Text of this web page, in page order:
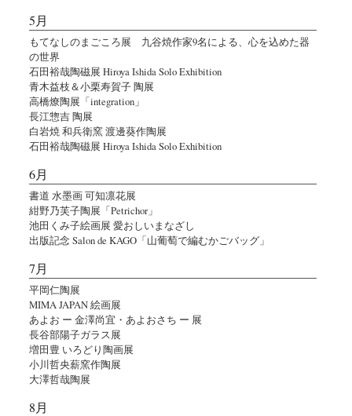
5月
もてなしのまごころ展 九谷焼作家9名による、心を込めた器
の世界
石田裕哉陶磁展 Hiroya Ishida Solo Exhibition
青木益枝＆小栗寿賀子 陶展
高橋燎陶展「integration」
長江惣吉 陶展
白岩焼 和兵衛窯 渡邊葵作陶展
石田裕哉陶磁展 Hiroya Ishida Solo Exhibition
6月
書道 水墨画 可知凛花展
紺野乃芙子陶展「Petrichor」
池田くみ子絵画展 愛おしいまなざし
出版記念 Salon de KAGO「山葡萄で編むかごバッグ」
7月
平岡仁陶展
MIMA JAPAN 絵画展
あよお ー 金澤尚宜・あよおさち ー 展
長谷部陽子ガラス展
増田豊 いろどり陶画展
小川哲央薪窯作陶展
大澤哲哉陶展
8月